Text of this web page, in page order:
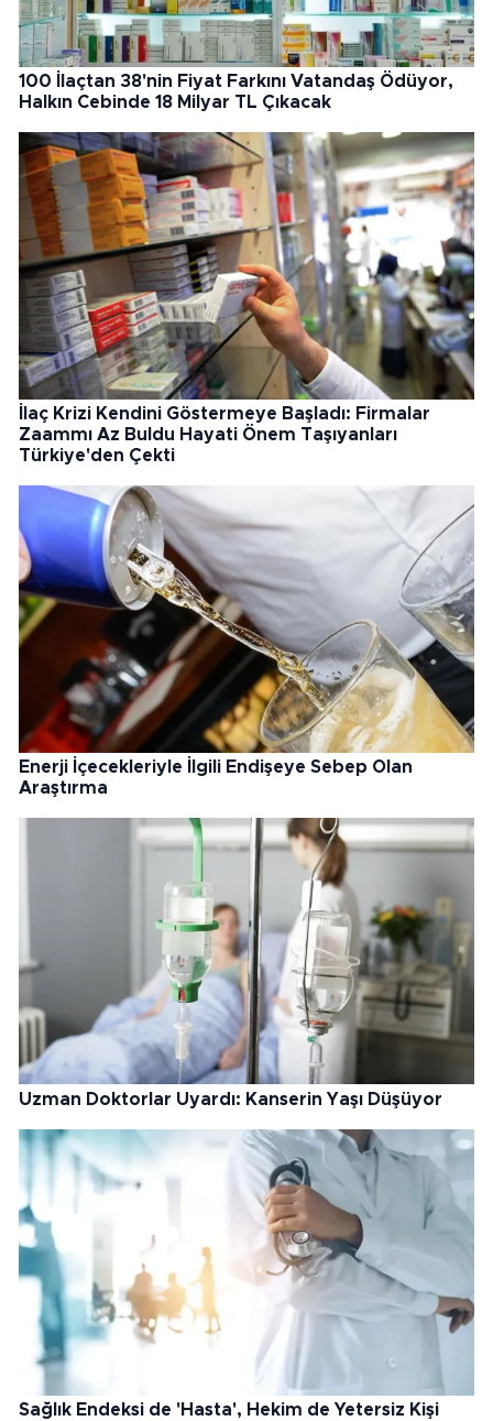
100 İlaçtan 38'nin Fiyat Farkını Vatandaş Ödüyor,
Halkın Cebinde 18 Milyar TL Çıkacak
İlaç Krizi Kendini Göstermeye Başladı: Firmalar
Zaammı Az Buldu Hayati Önem Taşıyanları
Türkiye'den Çekti
Enerji İçecekleriyle İlgili Endişeye Sebep Olan
Araştırma
Uzman Doktorlar Uyardı: Kanserin Yaşı Düşüyor
Sağlık Endeksi de 'Hasta', Hekim de Yetersiz Kişi